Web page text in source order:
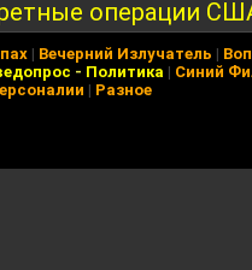
операции
| Вечерний Излучатель |
- Политика | Синий
| Разное